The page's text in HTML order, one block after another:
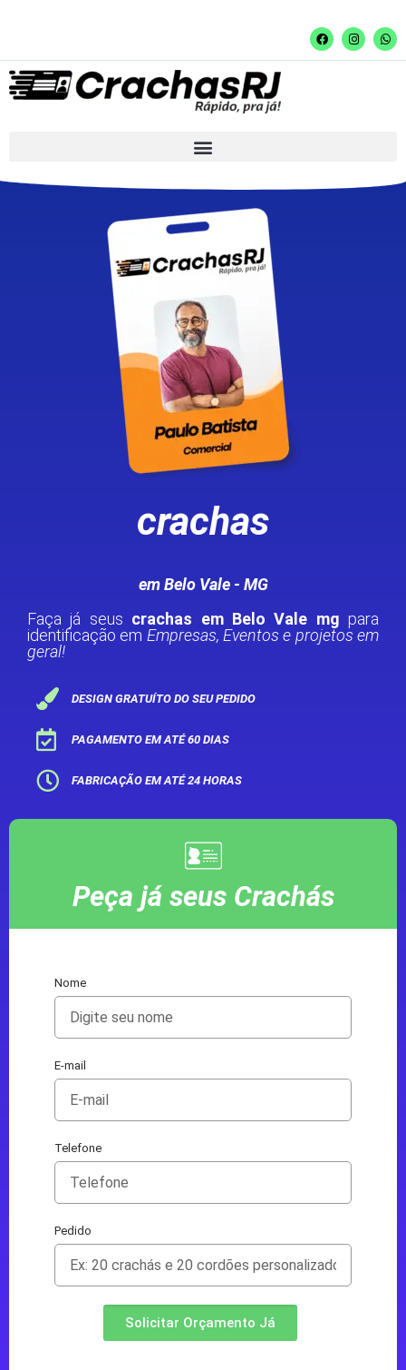
crachas
em Belo Vale - MG
Faça já seus crachas em Belo Vale mg para
identificação em Empresas, Eventos e projetos em
geral!
DESIGN GRATUÍTO DO SEU PEDIDO
PAGAMENTO EM ATÉ 60 DIAS
FABRICAÇÃO EM ATÉ 24 HORAS
Peça já seus Crachás
Nome
E-mail
Telefone
Pedido
Solicitar Orçamento Já